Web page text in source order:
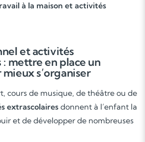
à la maison et activités
et activités
mettre en place un
s’organiser
cours de musique, de théâtre ou de
extrascolairesdonnent à l’enfant la
et de développer de nombreuses